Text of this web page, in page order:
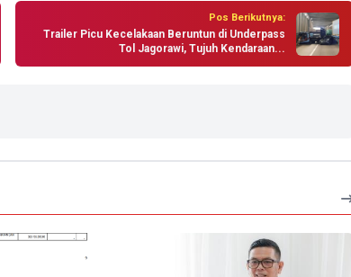
Pos Berikutnya:
Trailer Picu Kecelakaan Beruntun di Underpass
Tol Jagorawi, Tujuh Kendaraan...